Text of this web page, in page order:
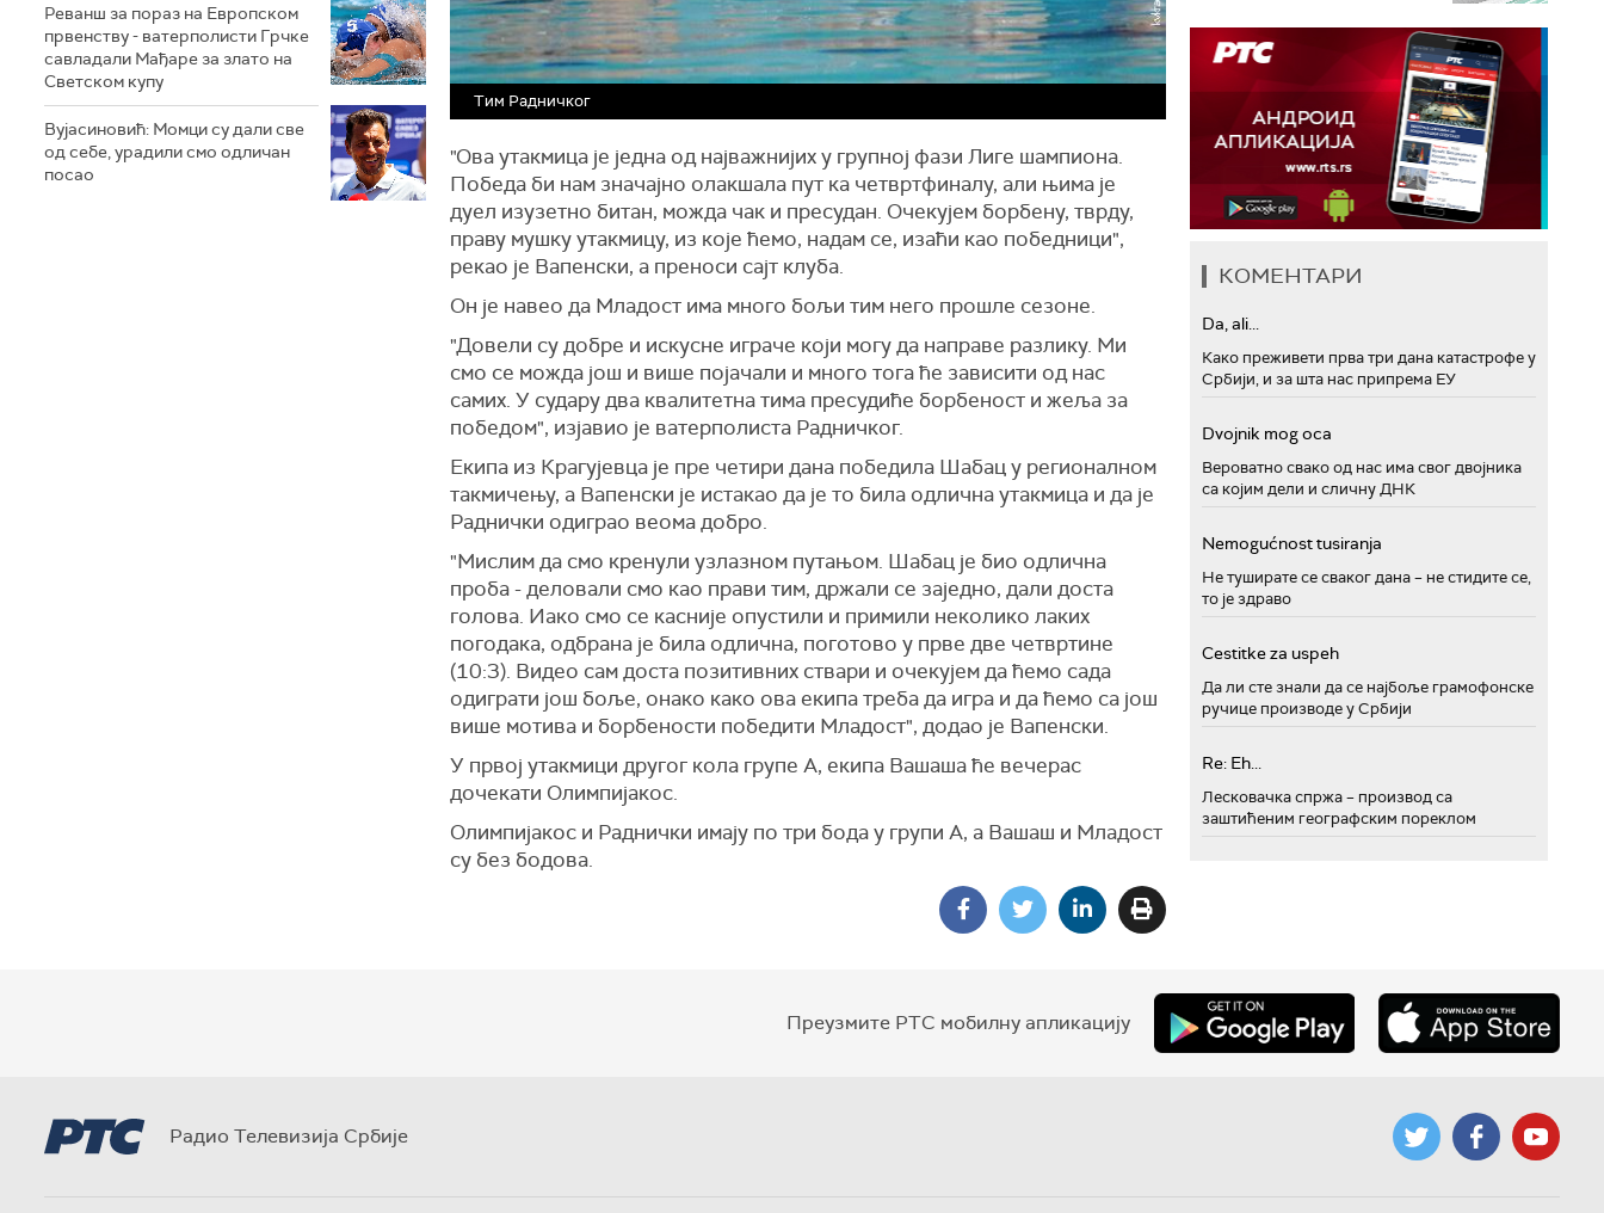
Реванш за пораз на Европском
првенству - ватерполисти Грчке
савладали Мађаре за злато на
Светском купу
Вујасиновић: Момци су дали све
од себе, урадили смо одличан
посао
Тим Радничког
"Ова утакмица је једна од најважнијих у групној фази Лиге шампиона.
Победа би нам значајно олакшала пут ка четвртфиналу, али њима је
дуел изузетно битан, можда чак и пресудан. Очекујем борбену, тврду,
праву мушку утакмицу, из које ћемо, надам се, изаћи као победници",
рекао је Вапенски, а преноси сајт клуба.
Он је навео да Младост има много бољи тим него прошле сезоне.
"Довели су добре и искусне играче који могу да направе разлику. Ми
смо се можда још и више појачали и много тога ће зависити од нас
самих. У судару два квалитетна тима пресудиће борбеност и жеља за
победом", изјавио је ватерполиста Радничког.
Екипа из Крагујевца је пре четири дана победила Шабац у регионалном
такмичењу, а Вапенски је истакао да је то била одлична утакмица и да је
Раднички одиграо веома добро.
"Мислим да смо кренули узлазном путањом. Шабац је био одлична
проба - деловали смо као прави тим, држали се заједно, дали доста
голова. Иако смо се касније опустили и примили неколико лаких
погодака, одбрана је била одлична, поготово у прве две четвртине
(10:3). Видео сам доста позитивних ствари и очекујем да ћемо сада
одиграти још боље, онако како ова екипа треба да игра и да ћемо са још
више мотива и борбености победити Младост", додао је Вапенски.
У првој утакмици другог кола групе А, екипа Вашаша ће вечерас
дочекати Олимпијакос.
Олимпијакос и Раднички имају по три бода у групи А, а Вашаш и Младост
су без бодова.
КОМЕНТАРИ
Da, ali...
Како преживети прва три дана катастрофе у
Србији, и за шта нас припрема ЕУ
Dvojnik mog oca
Вероватно свако од нас има свог двојника
са којим дели и сличну ДНК
Nemogućnost tusiranja
Не туширате се сваког дана – не стидите се,
то је здраво
Cestitke za uspeh
Да ли сте знали да се најбоље грамофонске
ручице производе у Србији
Re: Eh...
Лесковачка спржа – производ са
заштићеним географским пореклом
Преузмите РТС мобилну апликацију
Радио Телевизија Србије